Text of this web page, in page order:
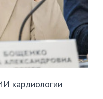
кардиологии